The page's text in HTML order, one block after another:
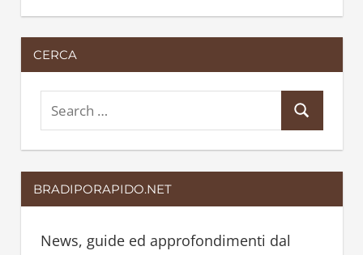
CERCA
e
a
r
c
e
a
BRADIPORAPIDO.NET
News, guide ed approfondimenti dal